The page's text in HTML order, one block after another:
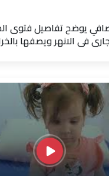
يوضح تفاصيل فتوى
في الانهر ويصفها